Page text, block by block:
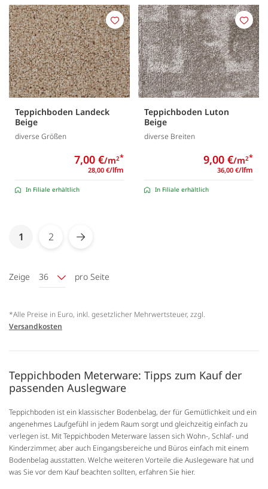
Teppichboden Landeck
Beige
diverse Größen
7,00 €/m2*
28,00 €/lfm
In Filiale erhältlich
Merken
Teppichboden Luton
Beige
diverse Breiten
9,00 €/m2*
36,00 €/lfm
In Filiale erhältlich
SeiteYou're currently reading page
1 Seite
2 Seite
Weiter
Zeige 36 pro Seite
*Alle Preise in Euro, inkl. gesetzlicher Mehrwertsteuer, zzgl.
Versandkosten
Teppichboden Meterware: Tipps zum Kauf der
passenden Auslegware
Teppichboden ist ein klassischer Bodenbelag, der für Gemütlichkeit und ein
angenehmes Laufgefühl in jedem Raum sorgt und gleichzeitig einfach zu
verlegen ist. Mit Teppichboden Meterware lassen sich Wohn-, Schlaf- und
Kinderzimmer, aber auch Eingangsbereiche und Büros einfach mit einem
Bodenbelag ausstatten. Welche weiteren Vorteile die Auslegeware hat und
was Sie vor dem Kauf beachten sollten, erfahren Sie hier.